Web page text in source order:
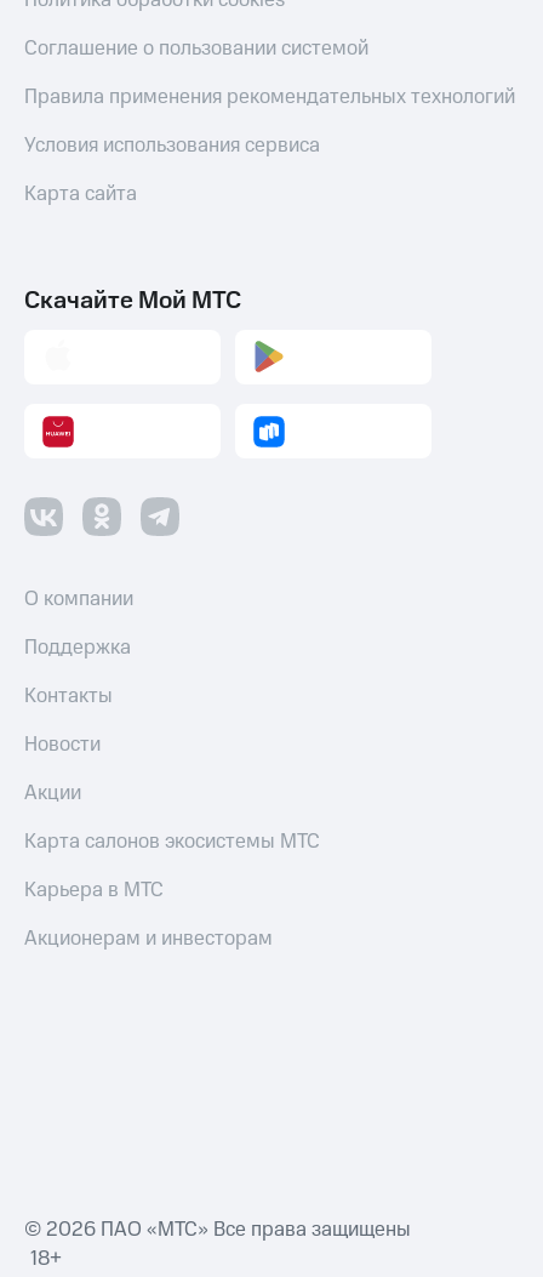
Соглашение о пользовании системой
Правила применения рекомендательных технологий
Условия использования сервиса
Карта сайта
Скачайте Мой МТС
О компании
Поддержка
Контакты
Новости
Акции
Карта салонов экосистемы МТС
Карьера в МТС
Акционерам и инвесторам
© 2026 ПАО «МТС» Все права защищены
18+